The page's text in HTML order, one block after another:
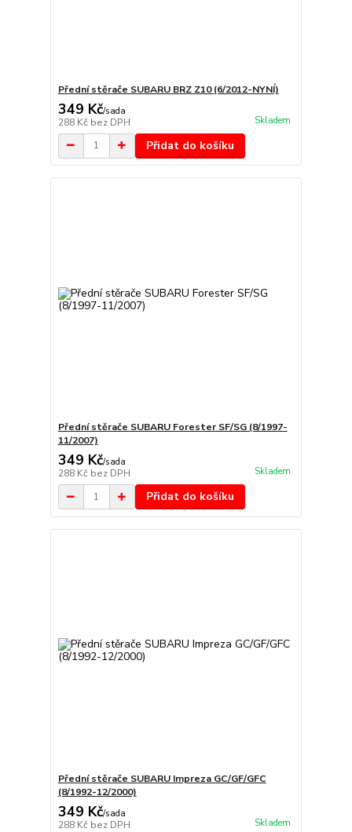
Přední stěrače SUBARU BRZ Z10 (6/2012-NYNÍ)
349 Kč/sada
288 Kč bez DPH Skladem
Přidat do košíku
Přední stěrače SUBARU Forester SF/SG (8/1997-
11/2007)
349 Kč/sada
288 Kč bez DPH Skladem
Přidat do košíku
Přední stěrače SUBARU Impreza GC/GF/GFC
(8/1992-12/2000)
349 Kč/sada
288 Kč bez DPH Skladem